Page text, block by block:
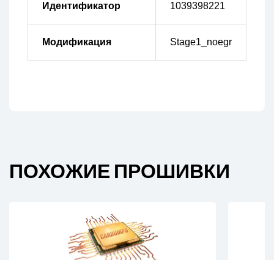
Идентификатор 1039398221
Модификация Stage1_noegr
ПОХОЖИЕ ПРОШИВКИ